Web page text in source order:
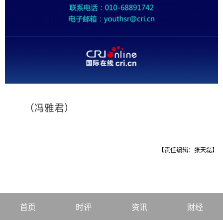
（冯雅君）
【责任编辑：张天磊】
首页 时评 资讯 财经